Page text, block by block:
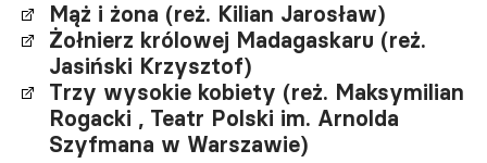
Mąż i żona (reż. Kilian Jarosław)
Żołnierz królowej Madagaskaru (reż.
Jasiński Krzysztof)
Trzy wysokie kobiety (reż. Maksymilian
Rogacki , Teatr Polski im. Arnolda
Szyfmana w Warszawie)